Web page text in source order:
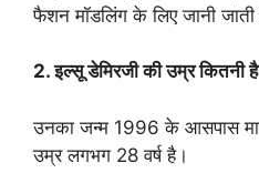
फैशन मॉडलिंग के लिए जानी जाती
2. इल्सू डेमिरजी की उम्र कितनी
उनका जन्म 1996 के आसपास
उम्र लगभग 28 वर्ष है।